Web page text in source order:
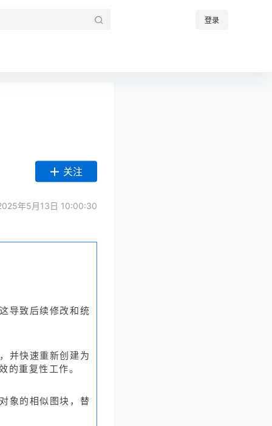
登录
关注
年5月13日 10:00:30
导致后续修改和统
并快速重新创建为
的重复性工作。
象的相似图块，替